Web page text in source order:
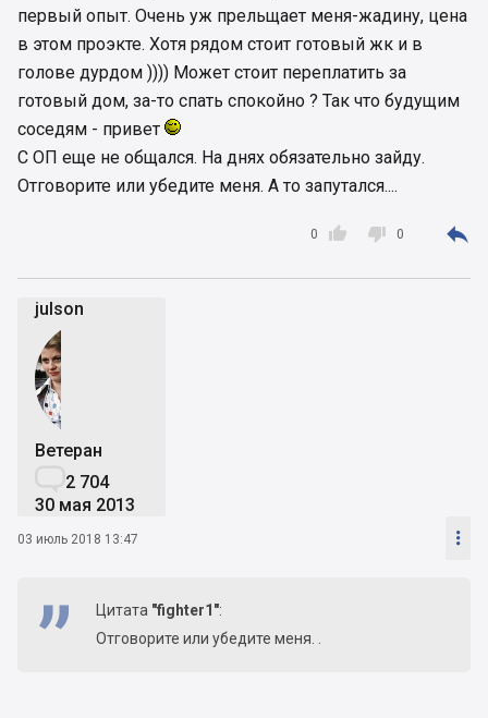
первый опыт. Очень уж прельщает меня-жадину, цена
в этом проэкте. Хотя рядом стоит готовый жк и в
голове дурдом )))) Может стоит переплатить за
готовый дом, за-то спать спокойно ? Так что будущим
соседям - привет
С ОП еще не общался. На днях обязательно зайду.
Отговорите или убедите меня. А то запутался....

0  0 
julson
Ветеран
2 704
30 мая 2013
03 июль 2018 13:47 
Цитата "fighter1":
Отговорите или убедите меня. .